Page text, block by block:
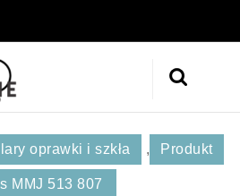
oprawki i szkła , Produkt
MMJ 513 807